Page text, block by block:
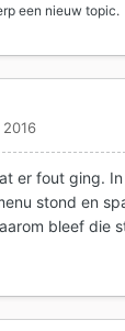
een nieuw topic.
er fout ging.
stond en
bleef die